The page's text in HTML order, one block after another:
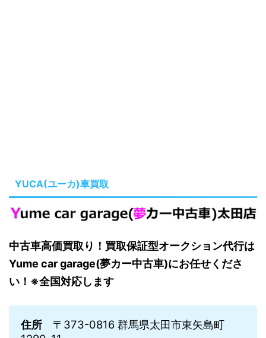
YUCA(ユーカ)車買取
中古車高価買取り！買取保証型オークション代行は
Yume car garage(夢カー中古車)にお任せくださ
い！※全国対応します
住所 〒373-0816 群馬県太田市東矢島町